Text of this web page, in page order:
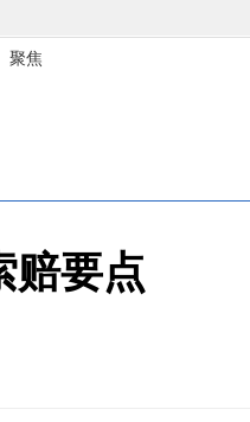
聚焦
赔要点